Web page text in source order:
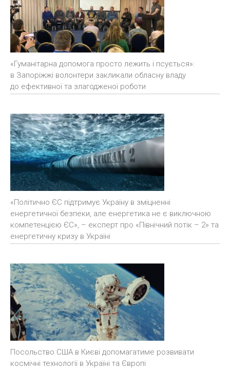
«Гуманітарна допомога просто лежить і псується»:
в Запоріжжі волонтери закликали обласну владу
до ефективної та злагодженої роботи
«Політично ЄС підтримує Україну в зміцненні
енергетичної безпеки, але енергетика не є виключною
компетенцією ЄС», – експерт про «Північний потік – 2» та
енергетичну кризу в Україні
Посольство США в Києві допомагатиме розвивати
космічні технології в Україні та Європі